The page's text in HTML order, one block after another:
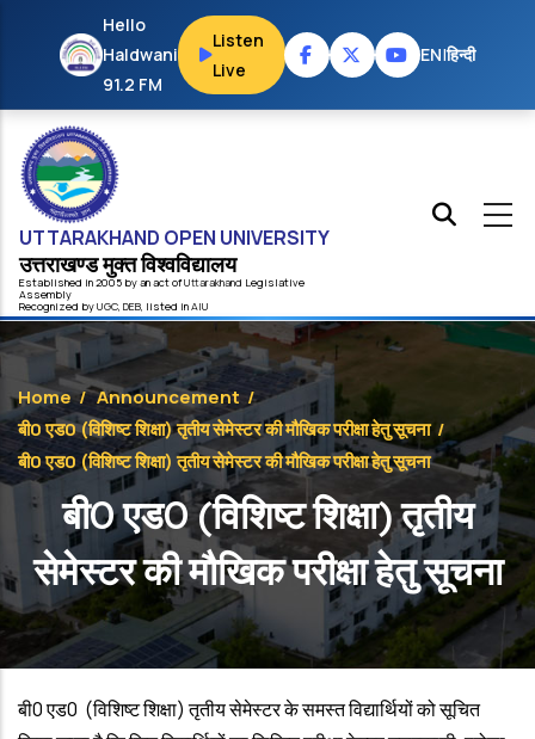
Skip to main content
Hello
Haldwani
91.2 FM
Listen
Live
EN|हिन्दी
UTTARAKHAND OPEN UNIVERSITY
उत्तराखण्ड मुक्त विश्‍वविद्यालय
Established in 2005 by an act ofUttarakhand Legislative
Assembly
Recognized byUGC, DEB, listed inAIU
Home/ Announcement/
बी0 एड0 (विशिष्ट शिक्षा) तृतीय सेमेस्टर की मौखिक परीक्षा हेतु सूचना /
बी0 एड0 (विशिष्ट शिक्षा) तृतीय सेमेस्टर की मौखिक परीक्षा हेतु सूचना
बी0 एड0 (विशिष्ट शिक्षा) तृतीय
सेमेस्टर की मौखिक परीक्षा हेतु सूचना
बी0 एड0 (विशिष्ट शिक्षा) तृतीय सेमेस्टर के समस्त विद्यार्थियों को सूचित